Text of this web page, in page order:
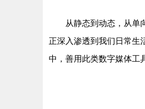
从静态到动态，从单
正深入渗透到我们日常生
中，善用此类数字媒体工